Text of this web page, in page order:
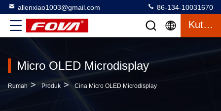
allenxiao1003@gmail.com 86-134-10031670
Kutipan
Micro OLED Microdisplay
Rumah > Produk > Cina Micro OLED Microdisplay